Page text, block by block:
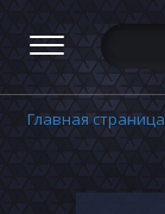
Главная страница